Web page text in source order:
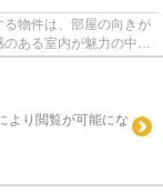
物件は、部屋の向きが
ある室内が魅力の中古
より閲覧が可能にな